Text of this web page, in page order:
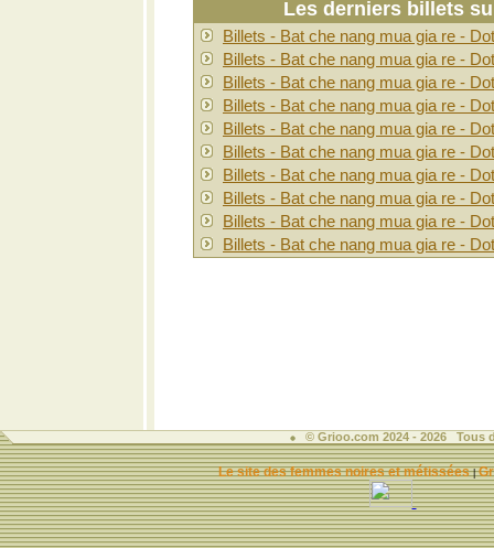
Les derniers billets
Billets - Bat che nang mua gia re -
Billets - Bat che nang mua gia re -
Billets - Bat che nang mua gia re -
Billets - Bat che nang mua gia re -
Billets - Bat che nang mua gia re -
Billets - Bat che nang mua gia re -
Billets - Bat che nang mua gia re -
Billets - Bat che nang mua gia re -
Billets - Bat che nang mua gia re -
Billets - Bat che nang mua gia re -
© Grioo.com 2024 - 2026 Tous
Le site des femmes noires et métissées|